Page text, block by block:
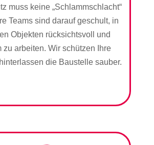
muss keine „Schlammschlacht“
Teams sind darauf geschult, in
Objekten rücksichtsvoll und
zu arbeiten. Wir schützen Ihre
die Baustelle sauber.